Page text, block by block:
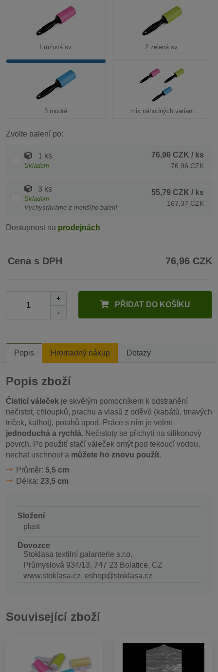
1 růžová sv. 2 zelená sv.
3 modrá mix náhodných variant
Zvolte balení po:
1 ks
Skladem
76,96 CZK / ks
76,96 CZK
3 ks
Skladem
Vychystáváme z menšího balení
55,79 CZK / ks
167,37 CZK
Dostupnost na prodejnách
Cena s DPH 76,96 CZK
+
-
PŘIDAT DO KOŠÍKU
Popis Hromadný nákup Dotazy
Popis zboží
Čisticí váleček je skvělým pomocníkem k odstranění
nečistot, chloupků, prachu a vlasů z oděvů (kabátů, tmavých
triček, kalhot), potahů apod. Práce s ním je velmi
jednoduchá a rychlá. Nečistoty se přichytí na silikonový
povrch. Po použití stačí váleček omýt pod tekoucí vodou,
nechat uschnout a můžete ho znovu použít.
Průměr: 5,5 cm
Délka: 23,5 cm
Složení
plast
Dovozce
Stoklasa textilní galanterie s.r.o.
Průmyslová 934/13, 747 23 Bolatice, CZ
www.stoklasa.cz, eshop@stoklasa.cz
Související zboží